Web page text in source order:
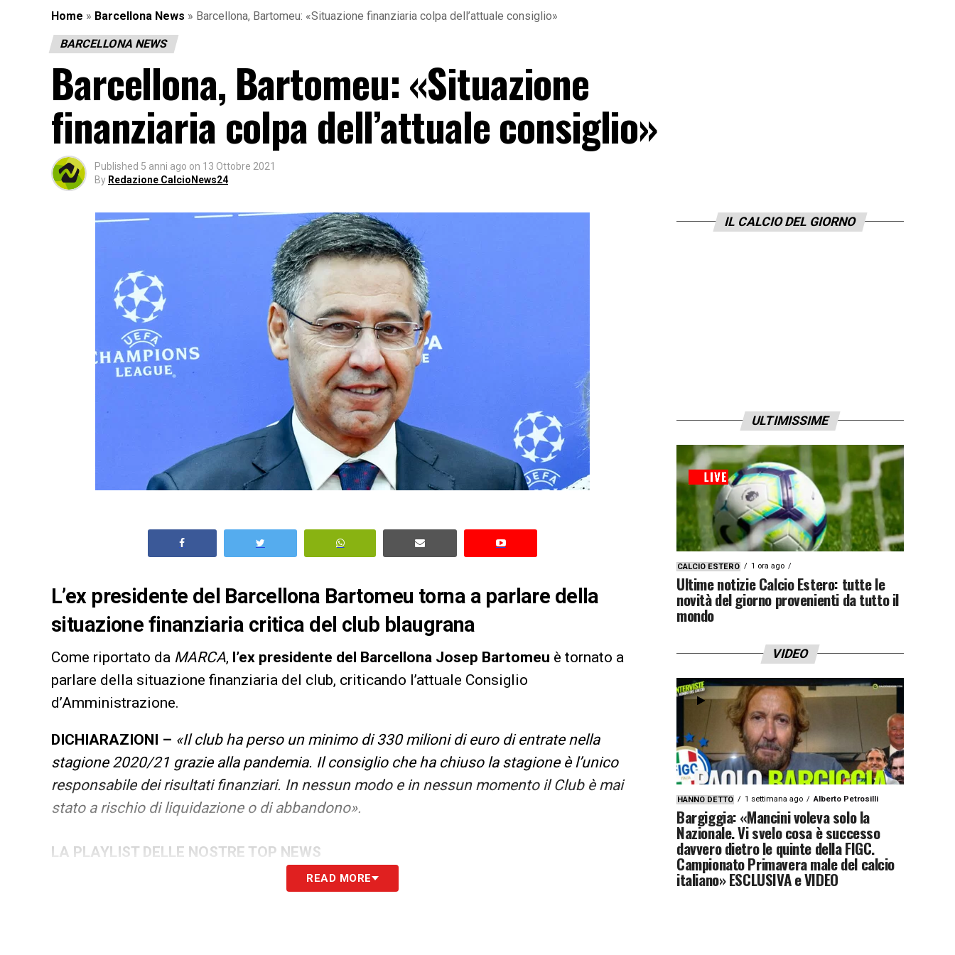
Home » Barcellona News » Barcellona, Bartomeu: «Situazione finanziaria colpa dell’attuale consiglio»
BARCELLONA NEWS
Barcellona, Bartomeu: «Situazione
finanziaria colpa dell’attuale consiglio»
Published 5 anni ago on 13 Ottobre 2021
By Redazione CalcioNews24
L’ex presidente del Barcellona Bartomeu torna a parlare della
situazione finanziaria critica del club blaugrana
Come riportato da MARCA, l’ex presidente del Barcellona Josep Bartomeu è tornato a
parlare della situazione finanziaria del club, criticando l’attuale Consiglio
d’Amministrazione.
DICHIARAZIONI – «Il club ha perso un minimo di 330 milioni di euro di entrate nella
stagione 2020/21 grazie alla pandemia. Il consiglio che ha chiuso la stagione è l’unico
responsabile dei risultati finanziari. In nessun modo e in nessun momento il Club è mai
stato a rischio di liquidazione o di abbandono».
LA PLAYLIST DELLE NOSTRE TOP NEWS
READ MORE
IL CALCIO DEL GIORNO
ULTIMISSIME
CALCIO ESTERO 1 ora ago
Ultime notizie Calcio Estero: tutte le
novità del giorno provenienti da tutto il
mondo
VIDEO
HANNO DETTO 1 settimana ago Alberto Petrosilli
Bargiggia: «Mancini voleva solo la
Nazionale. Vi svelo cosa è successo
davvero dietro le quinte della FIGC.
Campionato Primavera male del calcio
italiano» ESCLUSIVA e VIDEO